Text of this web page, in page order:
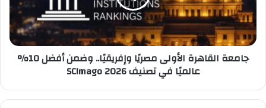
وضمن
أفضل
10%
عالميًا
في
جامعة القاهرة الأولى مصريًا وإفريقيًا.. وضمن أفضل 10%
عالميًا في تصنيف SCImago 2026